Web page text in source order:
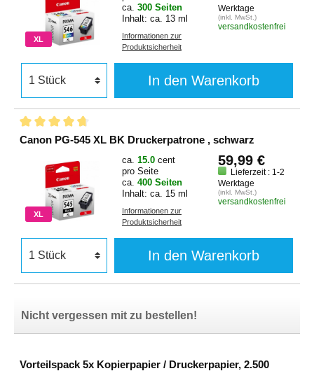
XL
ca. 300 Seiten
Inhalt: ca. 13 ml
Informationen zur
Produktsicherheit
Werktage
(inkl. MwSt.)
versandkostenfrei
In den Warenkorb
Canon PG-545 XL BK Druckerpatrone , schwarz
XL
ca. 15.0 cent
pro Seite
ca. 400 Seiten
Inhalt: ca. 15 ml
Informationen zur
Produktsicherheit
59,99 €
Lieferzeit : 1-2
Werktage
(inkl. MwSt.)
versandkostenfrei
In den Warenkorb
Nicht vergessen mit zu bestellen!
Vorteilspack 5x Kopierpapier / Druckerpapier, 2.500